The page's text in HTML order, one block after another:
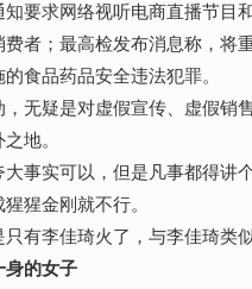
求网络视听电商直播节目
者；最高检发布消息称，将
食品药品安全违法犯罪。
疑是对虚假宣传、虚假销售
地。
实可以，但是凡事都得讲
猩金刚就不行。
李佳琦火了，与李佳琦类
身的女子